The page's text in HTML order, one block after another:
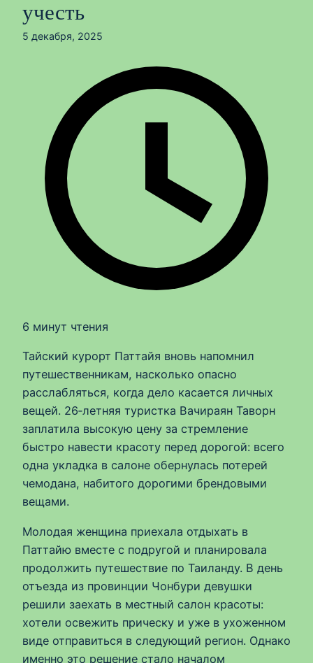
учесть
5 декабря, 2025
6 минут чтения
Тайский курорт Паттайя вновь напомнил
путешественникам, насколько опасно
расслабляться, когда дело касается личных
вещей. 26‑летняя туристка Вачираян Таворн
заплатила высокую цену за стремление
быстро навести красоту перед дорогой: всего
одна укладка в салоне обернулась потерей
чемодана, набитого дорогими брендовыми
вещами.
Молодая женщина приехала отдыхать в
Паттайю вместе с подругой и планировала
продолжить путешествие по Таиланду. В день
отъезда из провинции Чонбури девушки
решили заехать в местный салон красоты:
хотели освежить прическу и уже в ухоженном
виде отправиться в следующий регион. Однако
именно это решение стало началом